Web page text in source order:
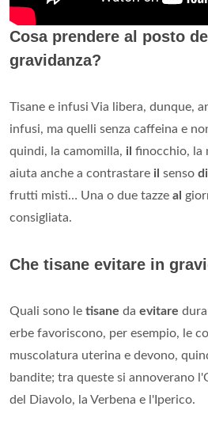
Cosa prendere al posto
gravidanza?
Tisane e infusi Via libera, dunque,
infusi, ma quelli senza caffeina e
quindi, la camomilla, il finocchio, la
aiuta anche a contrastare il senso di
frutti misti… Una o due tazze al
consigliata.
Che tisane evitare in
Quali sono le tisane da evitare
erbe favoriscono, per esempio, le
muscolatura uterina e devono,
bandite; tra queste si annoverano
del Diavolo, la Verbena e l'Iperico.